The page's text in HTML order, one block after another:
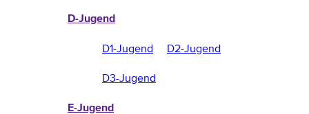
D-Jugend
D1-Jugend
D2-Jugend
D3-Jugend
E-Jugend